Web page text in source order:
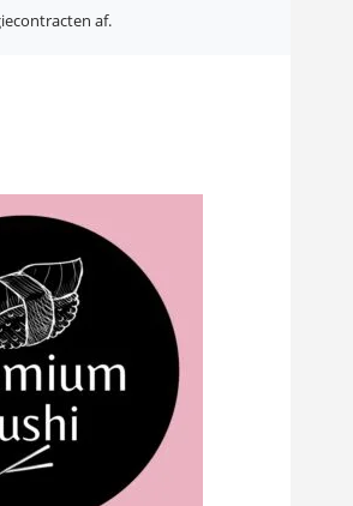
af.